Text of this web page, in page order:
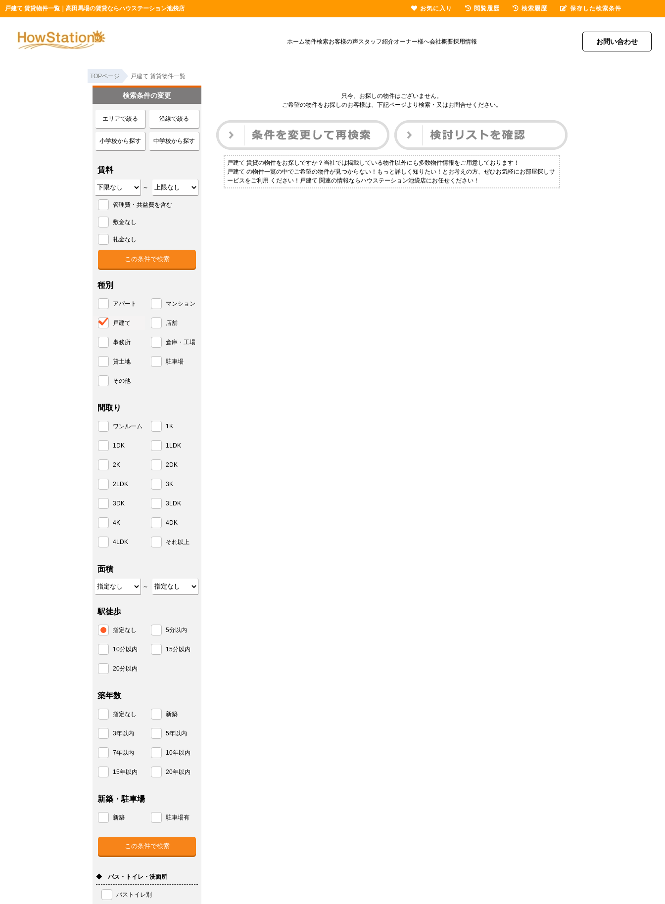
戸建て 賃貸物件一覧｜高田馬場の賃貸ならハウステーション池袋店
ホーム物件検索お客様の声スタッフ紹介オーナー様へ会社概要採用情報 お問い合わせ
TOPページ 戸建て 賃貸物件一覧
只今、お探しの物件はございません。
ご希望の物件をお探しのお客様は、下記ページより検索・又はお問合せください。
戸建て 賃貸の物件をお探しですか？当社では掲載している物件以外にも多数物件情報をご用意しております！
戸建て の物件一覧の中でご希望の物件が見つからない！もっと詳しく知りたい！とお考えの方、ぜひお気軽にお部屋探しサ
ービスをご利用 ください！戸建て 関連の情報ならハウステーション池袋店にお任せください！
検索条件の変更
エリアで絞る 沿線で絞る
小学校から探す 中学校から探す
賃料
～
管理費・共益費を含む
敷金なし
礼金なし
種別
アパート マンション
戸建て 店舗
事務所 倉庫・工場
貸土地 駐車場
その他
間取り
ワンルーム 1K
1DK 1LDK
2K 2DK
2LDK 3K
3DK 3LDK
4K 4DK
4LDK それ以上
面積
～
駅徒歩
指定なし 5分以内
10分以内 15分以内
20分以内
築年数
指定なし 新築
3年以内 5年以内
7年以内 10年以内
15年以内 20年以内
新築・駐車場
新築 駐車場有
◆ バス・トイレ・洗面所
バストイレ別
お気に入り 閲覧履歴 検索履歴 保存した検索条件